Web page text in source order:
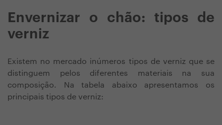
Envernizar o chão: tipos de
verniz
Existem no mercado inúmeros tipos de verniz que se
distinguem pelos diferentes materiais na sua
composição. Na tabela abaixo apresentamos os
principais tipos de verniz: